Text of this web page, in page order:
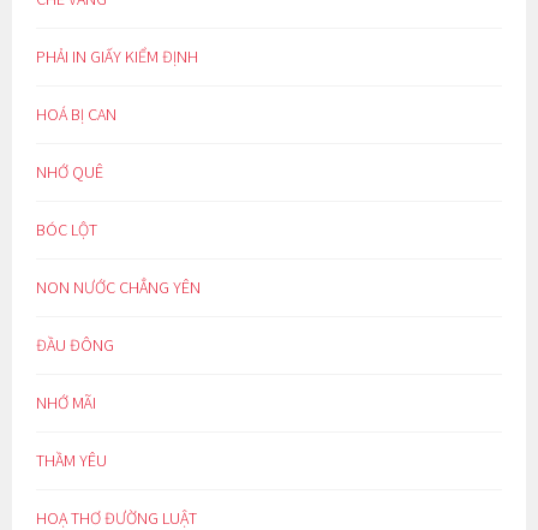
PHẢI IN GIẤY KIỂM ĐỊNH
HOÁ BỊ CAN
NHỚ QUÊ
BÓC LỘT
NON NƯỚC CHẲNG YÊN
ĐẦU ĐÔNG
NHỚ MÃI
THẦM YÊU
HOẠ THƠ ĐƯỜNG LUẬT